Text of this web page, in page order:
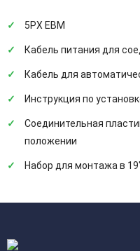
5PX EBM
Кабель питания для
Кабель для
Инструкция по
Соединительная
положении
Набор для монтажа в